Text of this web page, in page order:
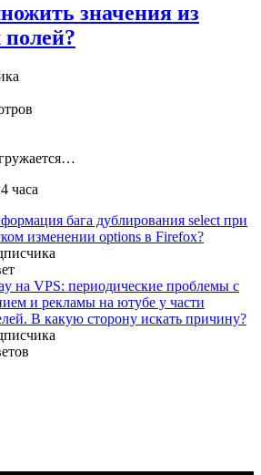
значения из
полей?
часа
бага дублирования select при
изменении options в Firefox?
на VPS: периодические проблемы с
и рекламы на ютубе у части
В какую сторону искать причину?